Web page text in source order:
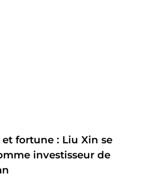
et fortune : Liu Xin se
investisseur de